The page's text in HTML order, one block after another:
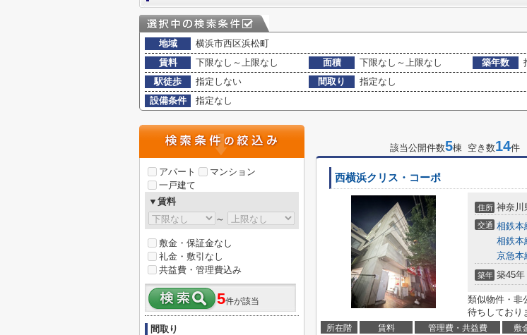
地域
横浜市西区浜松町
賃料
下限なし～上限なし 面積 下限なし～上限なし 築年数
駅徒歩
指定しない 間取り
指定なし
設備条件
指定なし
該当公開件数5棟 空き数14件
西横浜クリス・コーポ
住所 神奈川
交通 相鉄本
相鉄本
京急本
築年 築45年
類似物件・非
待ちしており
所在階 賃料 管理費・共益費 敷
アパート
マンション
一戸建て
▼賃料
～
敷金・保証金なし
礼金・敷引なし
共益費・管理費込み
5件が該当
間取り